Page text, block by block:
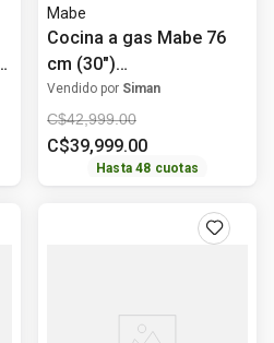
Mabe
Cocina a gas Mabe 76
cm (30")
EMH7614DATMSS0
Vendido por Siman
C$42,999.00
C$39,999.00
Hasta48 cuotas